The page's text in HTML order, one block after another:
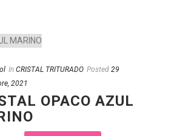
In CRISTAL TRITURADO Posted 29
2021
OPACO AZUL